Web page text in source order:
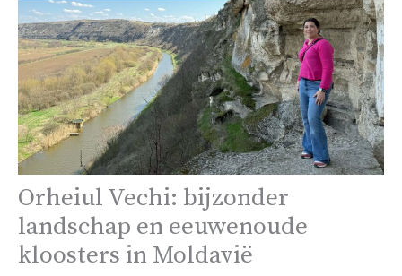
Orheiul Vechi: bijzonder
landschap en eeuwenoude
kloosters in Moldavië